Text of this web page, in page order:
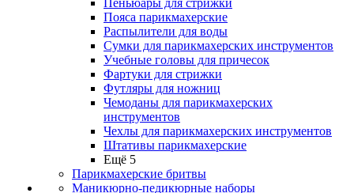
Пеньюары для стрижки
Пояса парикмахерские
Распылители для воды
Сумки для парикмахерских инструментов
Учебные головы для причесок
Фартуки для стрижки
Футляры для ножниц
Чемоданы для парикмахерских
инструментов
Чехлы для парикмахерских инструментов
Штативы парикмахерские
Ещё 5
Парикмахерские бритвы
Маникюрно-педикюрные наборы